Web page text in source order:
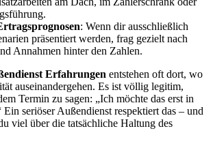
: Wenn dir ausschließlich
präsentiert werden, frag gezielt nach
Annahmen hinter den Zahlen.
Erfahrungen entstehen oft dort, wo
auseinandergehen. Es ist völlig legitim,
Termin zu sagen: „Ich möchte das erst in
seriöser Außendienst respektiert das – und
viel über die tatsächliche Haltung des